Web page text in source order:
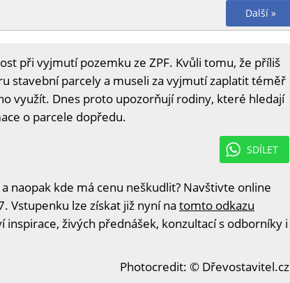
Další »
při vyjmutí pozemku ze ZPF. Kvůli tomu, že příliš
stavební parcely a museli za vyjmutí zaplatit téměř
využít. Dnes proto upozorňují rodiny, které hledají
o parcele dopředu.
SDÍLET
naopak kde má cenu neškudlit? Navštivte online
Vstupenku lze získat již nyní na tomto odkazu
živých přednášek, konzultací s odborníky i
Photocredit: © Dřevostavitel.cz